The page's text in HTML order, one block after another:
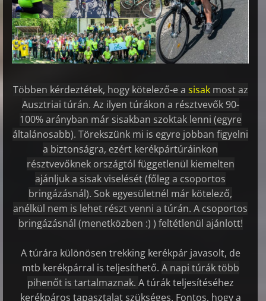
Többen kérdeztétek, hogy kötelező-e a sisak most az
Ausztriai túrán. Az ilyen túrákon a résztvevők 90-
100% arányban már sisakban szoktak lenni (egyre
általánosabb). Törekszünk mi is egyre jobban figyelni
a biztonságra, ezért kerékpártúráinkon
résztvevőknek országtól függetlenül kiemelten
ajánljuk a sisak viselését (főleg a csoportos
bringázásnál). Sok egyesületnél már kötelező,
anélkül nem is lehet részt venni a túrán. A csoportos
bringázásnál (menetközben :) ) feltétlenül ajánlott!
A túrára különösen trekking kerékpár javasolt, de
mtb kerékpárral is teljesíthető. A napi túrák több
pihenőt is tartalmaznak. A túrák teljesítéséhez
kerékpáros tapasztalat szükséges. Fontos, hogy a